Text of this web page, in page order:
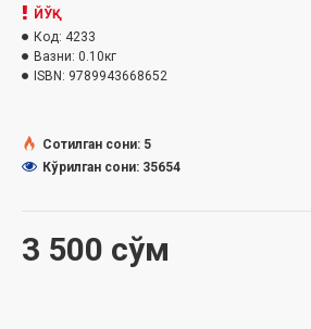
3 500 сўм
ЙЎҚ
Код: 4233
Вазни: 0.10кг
ISBN: 9789943668652
Сотилган сони: 5
Кўрилган сони: 35654